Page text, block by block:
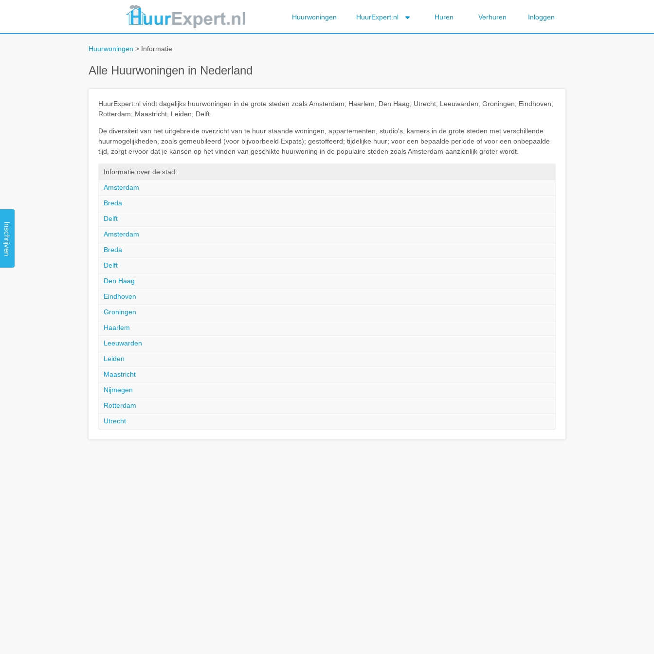
Huurwoningen HuurExpert.nl Huren Verhuren Inloggen
Huurwoningen > Informatie
Alle Huurwoningen in Nederland
HuurExpert.nl vindt dagelijks huurwoningen in de grote steden zoals Amsterdam; Haarlem; Den Haag; Utrecht; Leeuwarden; Groningen; Eindhoven;
Rotterdam; Maastricht; Leiden; Delft.
De diversiteit van het uitgebreide overzicht van te huur staande woningen, appartementen, studio's, kamers in de grote steden met verschillende
huurmogelijkheden, zoals gemeubileerd (voor bijvoorbeeld Expats); gestoffeerd; tijdelijke huur; voor een bepaalde periode of voor een onbepaalde
tijd, zorgt ervoor dat je kansen op het vinden van geschikte huurwoning in de populaire steden zoals Amsterdam aanzienlijk groter wordt.
Informatie over de stad:
Amsterdam
Breda
Delft
Amsterdam
Breda
Delft
Den Haag
Eindhoven
Groningen
Haarlem
Leeuwarden
Leiden
Maastricht
Nijmegen
Rotterdam
Utrecht
Inschrijven